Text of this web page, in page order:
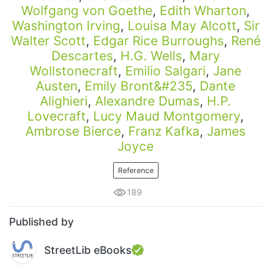
Wolfgang von Goethe, Edith Wharton,
Washington Irving, Louisa May Alcott, Sir
Walter Scott, Edgar Rice Burroughs, René
Descartes, H.G. Wells, Mary
Wollstonecraft, Emilio Salgari, Jane
Austen, Emily Bront&#235, Dante
Alighieri, Alexandre Dumas, H.P.
Lovecraft, Lucy Maud Montgomery,
Ambrose Bierce, Franz Kafka, James
Joyce
Reference
189
Published by
StreetLib eBooks